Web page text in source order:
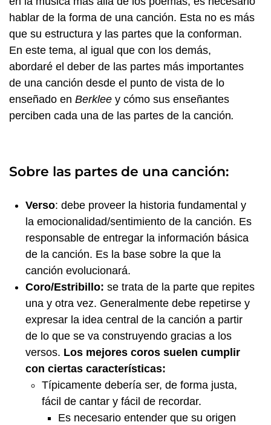
hablar de la forma de una canción. Esta no es más
que su estructura y las partes que la conforman.
En este tema, al igual que con los demás,
abordaré el deber de las partes más importantes
de una canción desde el punto de vista de lo
enseñado en Berklee y cómo sus enseñantes
perciben cada una de las partes de la canción.
Sobre las partes de una canción:
Verso: debe proveer la historia fundamental y
la emocionalidad/sentimiento de la canción. Es
responsable de entregar la información básica
de la canción. Es la base sobre la que la
canción evolucionará.
Coro/Estribillo: se trata de la parte que repites
una y otra vez. Generalmente debe repetirse y
expresar la idea central de la canción a partir
de lo que se va construyendo gracias a los
versos. Los mejores coros suelen cumplir
con ciertas características:
Típicamente debería ser, de forma justa,
fácil de cantar y fácil de recordar.
Es necesario entender que su origen